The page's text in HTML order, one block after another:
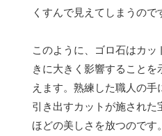
くすんで見えてしまうので
このように、ゴロ石はカ
きに大きく影響すること
えます。熟練した職人の手
引き出すカットが施された
ほどの美しさを放つのです。